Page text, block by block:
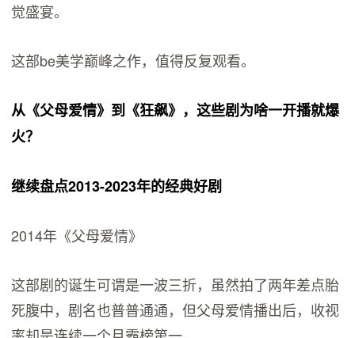
觉盛宴。
这部be美学巅峰之作，值得反复观看。
从《父母爱情》到《狂飙》，这些剧为啥一开播就爆
火？
继续盘点2013-2023年的经典好剧
2014年《父母爱情》
这部剧的诞生可谓是一波三折，虽然拍了两年差点胎
死腹中，剧名也普普通通，但父母爱情播出后，收视